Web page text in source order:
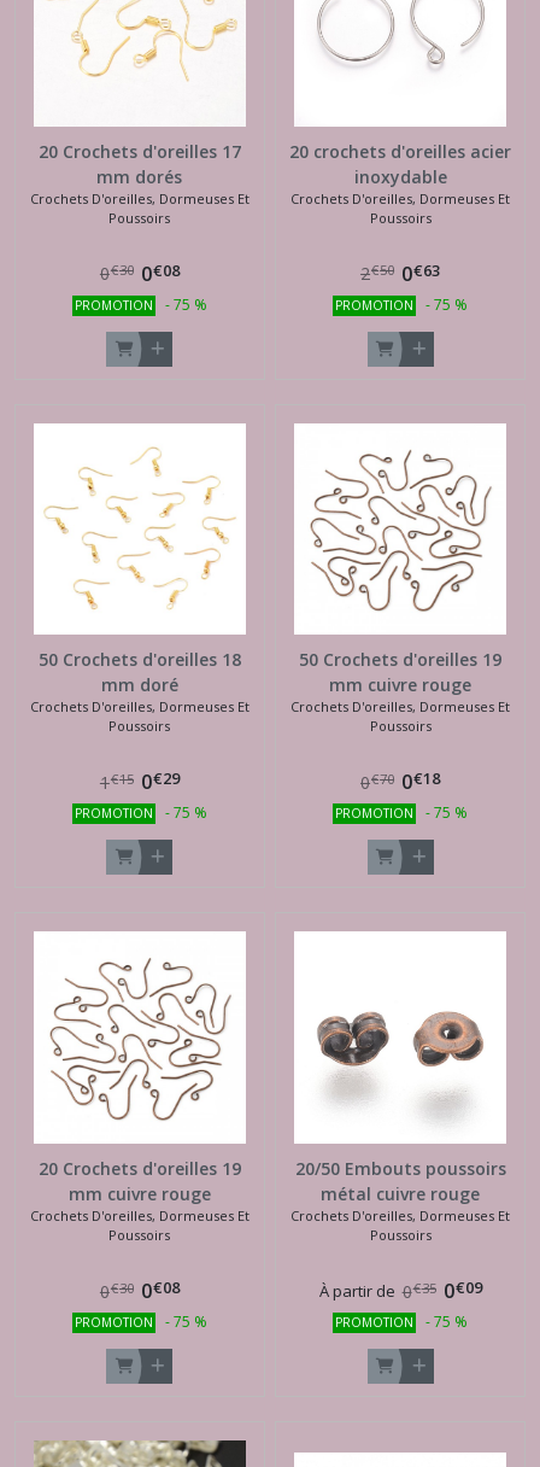
20 Crochets d'oreilles 17
mm dorés
Crochets D'oreilles, Dormeuses Et
Poussoirs
0€30 0€08
PROMOTION -75 %
20 crochets d'oreilles acier
inoxydable
Crochets D'oreilles, Dormeuses Et
Poussoirs
2€50 0€63
PROMOTION -75 %
50 Crochets d'oreilles 18
mm doré
Crochets D'oreilles, Dormeuses Et
Poussoirs
1€15 0€29
PROMOTION -75 %
50 Crochets d'oreilles 19
mm cuivre rouge
Crochets D'oreilles, Dormeuses Et
Poussoirs
0€70 0€18
PROMOTION -75 %
20 Crochets d'oreilles 19
mm cuivre rouge
Crochets D'oreilles, Dormeuses Et
Poussoirs
0€30 0€08
PROMOTION -75 %
20/50 Embouts poussoirs
métal cuivre rouge
Crochets D'oreilles, Dormeuses Et
Poussoirs
À partir de 0€35 0€09
PROMOTION -75 %